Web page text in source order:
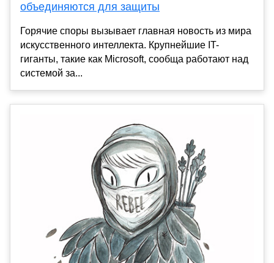
объединяются для защиты
Горячие споры вызывает главная новость из мира
искусственного интеллекта. Крупнейшие IT-
гиганты, такие как Microsoft, сообща работают над
системой за...